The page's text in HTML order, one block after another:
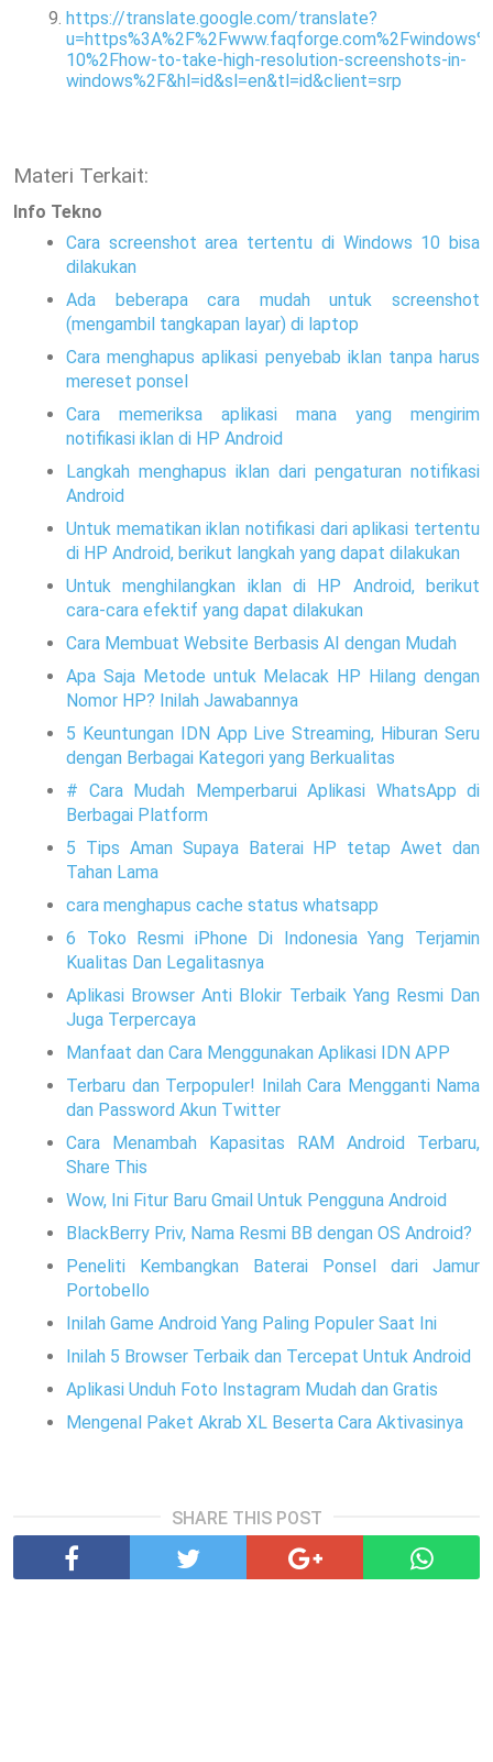
https://translate.google.com/translate?
10%2Fhow-to-take-high-resolution-screenshots-in-
windows%2F&hl=id&sl=en&tl=id&client=srp
Materi Terkait:
Info Tekno
Cara screenshot area tertentu di Windows 10 bisa
dilakukan
Ada beberapa cara mudah untuk screenshot
(mengambil tangkapan layar) di laptop
Cara menghapus aplikasi penyebab iklan tanpa harus
mereset ponsel
Cara memeriksa aplikasi mana yang mengirim
notifikasi iklan di HP Android
Langkah menghapus iklan dari pengaturan notifikasi
Android
Untuk mematikan iklan notifikasi dari aplikasi tertentu
di HP Android, berikut langkah yang dapat dilakukan
Untuk menghilangkan iklan di HP Android, berikut
cara-cara efektif yang dapat dilakukan
Cara Membuat Website Berbasis AI dengan Mudah
Apa Saja Metode untuk Melacak HP Hilang dengan
Nomor HP? Inilah Jawabannya
5 Keuntungan IDN App Live Streaming, Hiburan Seru
dengan Berbagai Kategori yang Berkualitas
# Cara Mudah Memperbarui Aplikasi WhatsApp di
Berbagai Platform
5 Tips Aman Supaya Baterai HP tetap Awet dan
Tahan Lama
cara menghapus cache status whatsapp
6 Toko Resmi iPhone Di Indonesia Yang Terjamin
Kualitas Dan Legalitasnya
Aplikasi Browser Anti Blokir Terbaik Yang Resmi Dan
Juga Terpercaya
Manfaat dan Cara Menggunakan Aplikasi IDN APP
Terbaru dan Terpopuler! Inilah Cara Mengganti Nama
dan Password Akun Twitter
Cara Menambah Kapasitas RAM Android Terbaru,
Share This
Wow, Ini Fitur Baru Gmail Untuk Pengguna Android
BlackBerry Priv, Nama Resmi BB dengan OS Android?
Peneliti Kembangkan Baterai Ponsel dari Jamur
Portobello
Inilah Game Android Yang Paling Populer Saat Ini
Inilah 5 Browser Terbaik dan Tercepat Untuk Android
Aplikasi Unduh Foto Instagram Mudah dan Gratis
Mengenal Paket Akrab XL Beserta Cara Aktivasinya
SHARE THIS POST